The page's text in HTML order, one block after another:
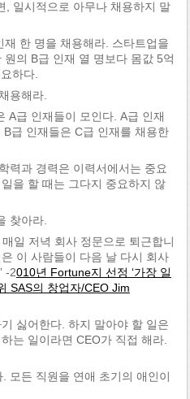
, 일시적으로 아무나 채용하지 말
한 명을 채용해라. 스타트업을
의 B급 인재 열 명보다 몸값 5억
하다.
용해라.
A급 인재들이 모인다. A급 인재
급 인재들은 C급 인재를 채용한
력과 경력은 이력서에서는 중요
을 할 때는 그다지 중요하지 않
찾아라.
일 저녁 회사 정문으로 퇴근합니
이 사람들이 다음 날 다시 회사
-2010년 Fortune지 선정 ‘가장 일
SAS의 창업자/CEO Jim
싫어한다. 하지 말아야 할 일은
는 일이라면 CEO가 직접 해라.
모든 직원을 연애 초기의 애인이